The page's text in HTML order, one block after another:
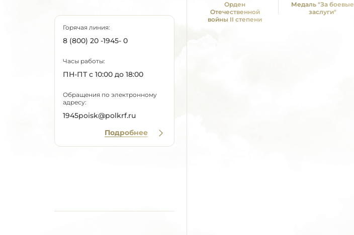
Горячая линия:
8 (800) 20 -1945- 0
Часы работы:
ПН-ПТ с 10:00 до 18:00
Обращения по электронному
адресу:
1945poisk@polkrf.ru
Подробнее
Орден
Отечественной
войны II степени
Медаль "За боевые
заслуги"